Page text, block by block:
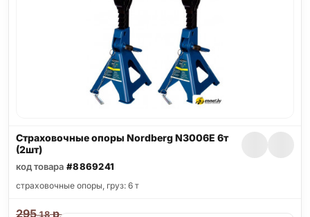
Страховочные опоры Nordberg N3006E 6т
(2шт)
код товара #8869241
страховочные опоры, груз: 6 т
295,18р.